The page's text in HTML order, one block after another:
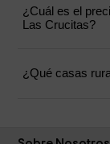
¿Cuál es el
Las Crucitas?
¿Qué casas